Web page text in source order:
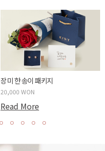
장미 한 송이 패키지
20,000 WON
Read More